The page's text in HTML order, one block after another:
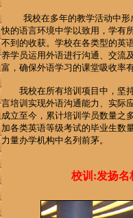
我校在多年的教学活动中
快的语言环境中学以致用，学有
不到的收获。学校在各类型的英
养学员运用外语进行沟通、交流
富，确保外语学习的课堂吸收率有
我校在所有培训项目中，坚持
言培训实现外语沟通能力、实际
成立至今，累计培训学员数量之
加各类英语等级考试的毕业生数
力量办学机构中名列前茅。
校训:发扬名